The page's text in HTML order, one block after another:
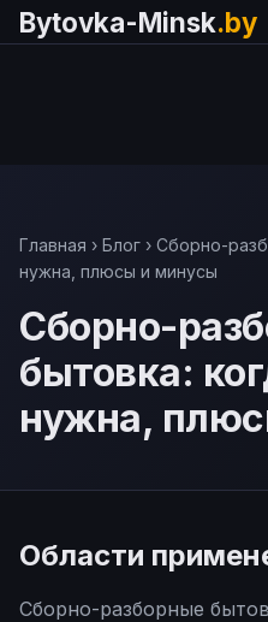
Bytovka-Minsk.by
Главная › Блог › Сборно-
нужна, плюсы и минусы
Сборно-
бытовка:
нужна,
Области
Сборно-разборные